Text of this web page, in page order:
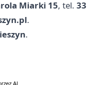
Miarki 15, tel. 33
.
.